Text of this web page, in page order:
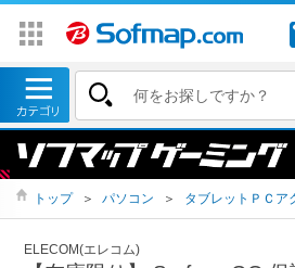
トップ ＞ パソコン ＞ タブレットＰＣア
ELECOM(エレコム)